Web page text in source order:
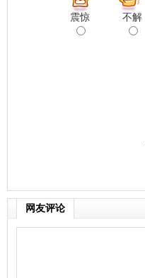
震惊 不解
网友评论